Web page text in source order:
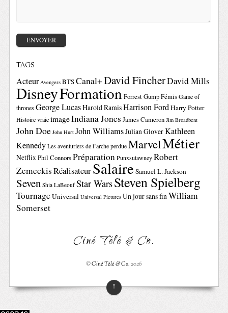
TAGS
Acteur Avengers BTSCanal+David FincherDavid Mills
DisneyFormationForrest GumpFémis Game of
thrones George LucasHarold RamisHarrison FordHarry Potter
Histoire vraie imageIndiana Jones James Cameron Jim Broadbent
John Doe John Hurt John WilliamsJulian GloverKathleen
Kennedy Les aventuriers de l’arche perdue MarvelMétier
NetflixPhil ConnorsPréparation Punxsutawney Robert
ZemeckisRéalisateurSalaire Samuel L. Jackson
Seven Shia LaBeouf Star WarsSteven Spielberg
TournageUniversal Universal Pictures Un jour sans finWilliam
Somerset
Ciné Télé & Co.
©Ciné Télé & Co.2026
↑